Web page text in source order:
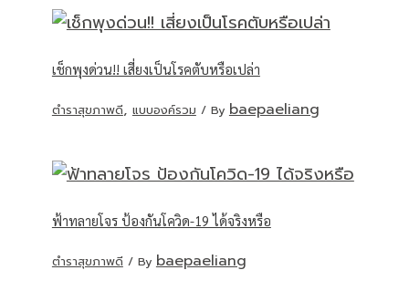
เช็กพุงด่วน!! เสี่ยงเป็นโรคตับหรือเปล่า
ตำราสุขภาพดี, แบบองค์รวม / By baepaeliang
ฟ้าทลายโจร ป้องกันโควิด-19 ได้จริงหรือ
ตำราสุขภาพดี / By baepaeliang